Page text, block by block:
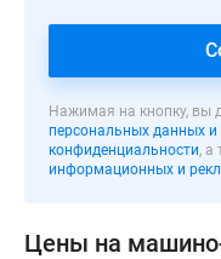
выполненной
индивидуальному
проекту
Скуратова.
Нажимая на кнопку, вы
персональных данных
конфиденциальности, а
информационных и
Цены на